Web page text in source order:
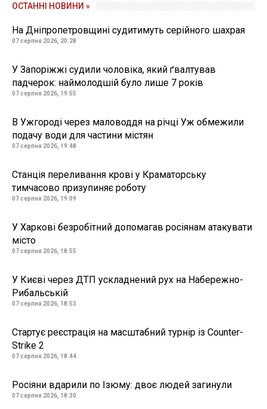
ОСТАННІ НОВИНИ »
На Дніпропетровщині судитимуть серійного шахрая
07 серпня 2026, 20:28
У Запоріжжі судили чоловіка, який ґвалтував
падчерок: наймолодшій було лише 7 років
07 серпня 2026, 19:55
В Ужгороді через маловоддя на річці Уж обмежили
подачу води для частини містян
07 серпня 2026, 19:48
Станція переливання крові у Краматорську
тимчасово призупиняє роботу
07 серпня 2026, 19:09
У Харкові безробітний допомагав росіянам атакувати
місто
07 серпня 2026, 18:55
У Києві через ДТП ускладнений рух на Набережно-
Рибальській
07 серпня 2026, 18:53
Стартує реєстрація на масштабний турнір із Counter-
Strike 2
07 серпня 2026, 18:44
Росіяни вдарили по Ізюму: двоє людей загинули
07 серпня 2026, 18:30